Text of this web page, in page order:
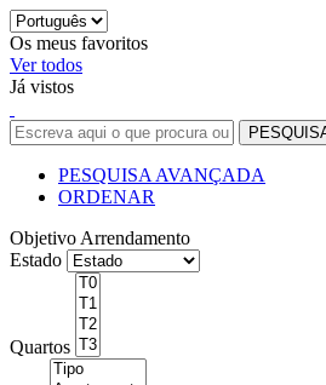
Os meus favoritos
Ver todos
Já vistos
PESQUISA AVANÇADA
ORDENAR
Objetivo Arrendamento
Estado
Quartos